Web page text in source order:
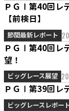
ＰＧⅠ第40回レ
【前検日】
節間最新レポート
ＰＧⅠ第40回レ
望！
ビッグレース展望
ＰＧⅠ第39回レ
ビッグレースレポー